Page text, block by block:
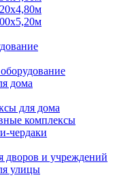
дома
для дома
комплексы
чердаки
дворов и учреждений
улицы